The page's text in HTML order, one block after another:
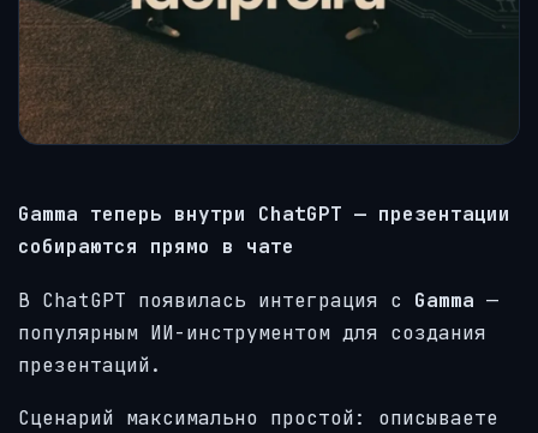
Gamma теперь внутри ChatGPT — презентации
собираются прямо в чате
В ChatGPT появилась интеграция с Gamma —
популярным ИИ-инструментом для создания
презентаций.
Сценарий максимально простой: описываете